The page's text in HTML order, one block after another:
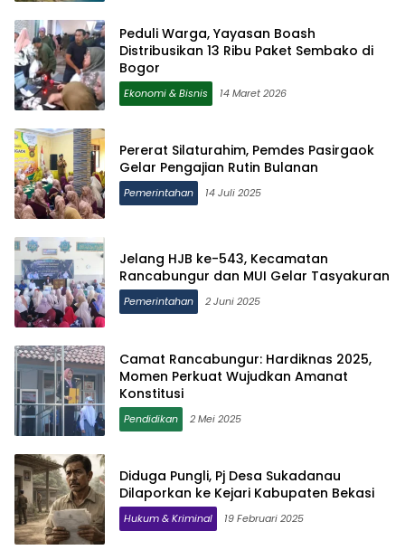
Peduli Warga, Yayasan Boash
Distribusikan 13 Ribu Paket Sembako di
Bogor
Ekonomi & Bisnis 14 Maret 2026
Pererat Silaturahim, Pemdes Pasirgaok
Gelar Pengajian Rutin Bulanan
Pemerintahan 14 Juli 2025
Jelang HJB ke-543, Kecamatan
Rancabungur dan MUI Gelar Tasyakuran
Pemerintahan 2 Juni 2025
Camat Rancabungur: Hardiknas 2025,
Momen Perkuat Wujudkan Amanat
Konstitusi
Pendidikan 2 Mei 2025
Diduga Pungli, Pj Desa Sukadanau
Dilaporkan ke Kejari Kabupaten Bekasi
Hukum & Kriminal 19 Februari 2025